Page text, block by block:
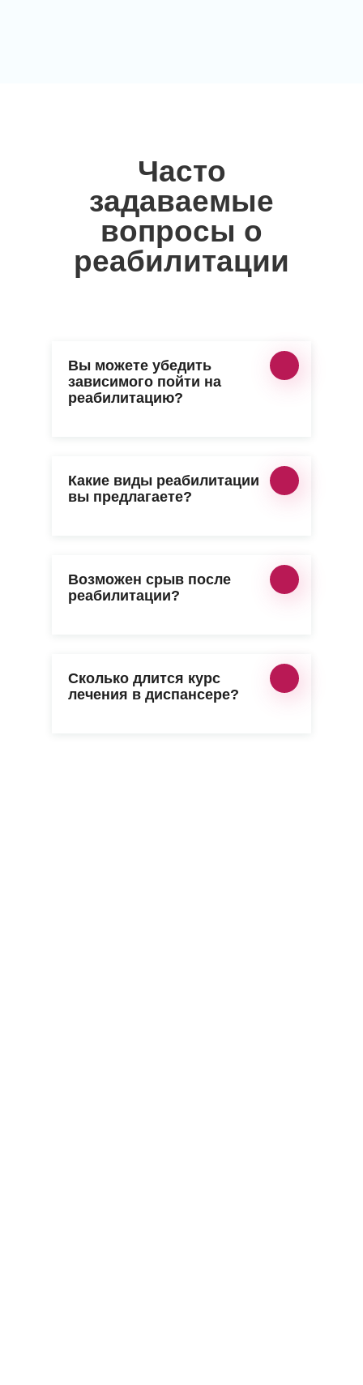
Часто
задаваемые
вопросы о
реабилитации
Вы можете убедить
зависимого пойти на
реабилитацию?
Какие виды реабилитации
вы предлагаете?
Возможен срыв после
реабилитации?
Сколько длится курс
лечения в диспансере?